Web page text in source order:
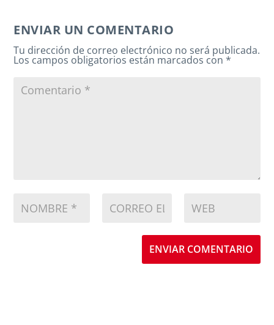
ENVIAR UN COMENTARIO
Tu dirección de correo electrónico no será publicada.
Los campos obligatorios están marcados con*
ENVIAR COMENTARIO